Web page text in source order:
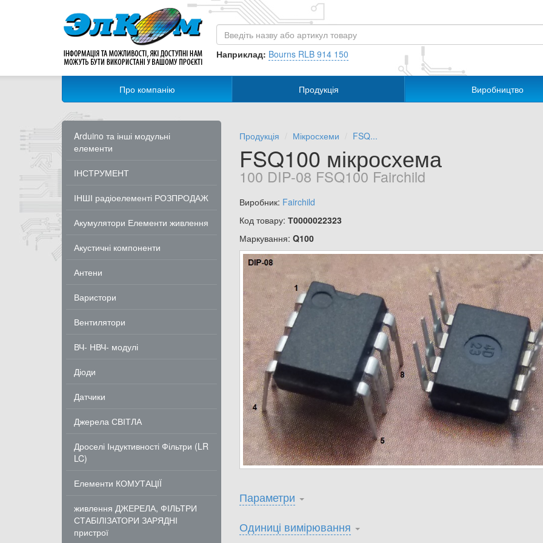
Наприклад: Bourns RLB 914 150
Про компанію Продукція Виробництво
Arduino та інші модульні
елементи
ІНСТРУМЕНТ
ІНШІ радіоелементі РОЗПРОДАЖ
Акумулятори Елементи живлення
Акустичні компоненти
Антени
Варистори
Вентилятори
ВЧ- НВЧ- модулі
Діоди
Датчики
Джерела СВІТЛА
Дроселі Індуктивності Фільтри (LR
LC)
Елементи КОМУТАЦІЇ
живлення ДЖЕРЕЛА, ФІЛЬТРИ
СТАБІЛІЗАТОРИ ЗАРЯДНІ
пристрої
Продукція Мікросхеми FSQ...
FSQ100 мікросхема
100 DIP-08 FSQ100 Fairchild
Виробник: Fairchild
Код товару: Т0000022323
Маркування: Q100
Параметри
Одиниці вимірювання